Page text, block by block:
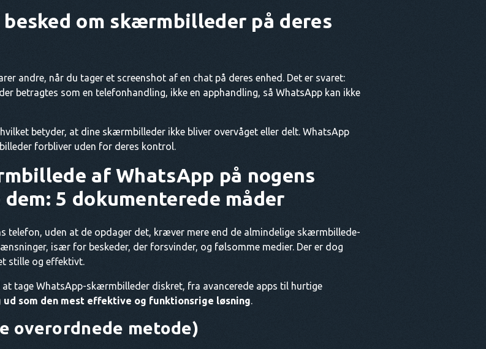
om skærmbilleder på deres
andre, når du tager et screenshot af en chat på deres enhed. Det er svaret:
betragtes som en telefonhandling, ikke en apphandling, så WhatsApp kan ikke
betyder, at dine skærmbilleder ikke bliver overvåget eller delt. WhatsApp
forbliver uden for deres kontrol.
af WhatsApp på nogens
5 dokumenterede måder
telefon, uden at de opdager det, kræver mere end de almindelige skærmbillede-
især for beskeder, der forsvinder, og følsomme medier. Der er dog
stille og effektivt.
at tage WhatsApp-skærmbilleder diskret, fra avancerede apps til hurtige
ud som den mest effektive og funktionsrige løsning.
overordnede metode)